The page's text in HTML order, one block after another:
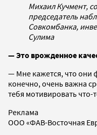
Михаил Кучмент,
председатель
Совкомбанка,
Сулима
— Это врожденное
— Мне кажется, что они
конечно, очень важна
тебя мотивировать что-
Реклама
ООО «ФАВ-Восточная